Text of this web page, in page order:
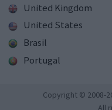
United Kingdom
United States
Brasil
Portugal
Copyright © 2008-
All